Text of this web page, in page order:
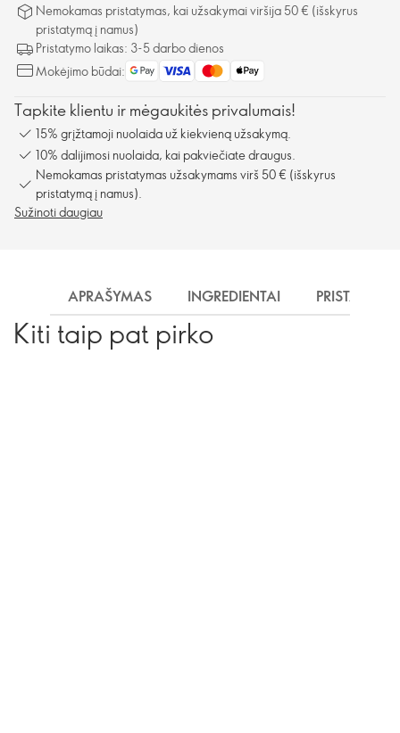
Nemokamas pristatymas, kai užsakymai viršija 50 € (išskyrus
pristatymą į namus)
Pristatymo laikas: 3-5 darbo dienos
Mokėjimo būdai:
Tapkite klientu ir mėgaukitės privalumais!
15% grįžtamoji nuolaida už kiekvieną užsakymą.
10% dalijimosi nuolaida, kai pakviečiate draugus.
Nemokamas pristatymas užsakymams virš 50 € (išskyrus
pristatymą į namus).
Sužinoti daugiau
APRAŠYMAS INGREDIENTAI
Kiti taip pat pirko